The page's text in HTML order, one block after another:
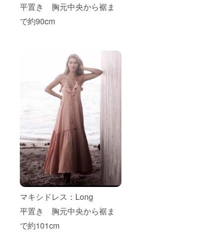
平置き 胸元中央から裾ま
で約90cm
マキシドレス：Long
平置き 胸元中央から裾ま
で約101cm